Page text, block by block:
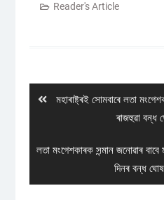
Reader's Article
Previous
মহাৰাষ্ট্ৰই সোমবাৰে লতা
ৰাজহুৱা বন্ধ
Next
লতা মংগেশকাৰক সন্মান জনোৱাৰ
দিনৰ বন্ধ